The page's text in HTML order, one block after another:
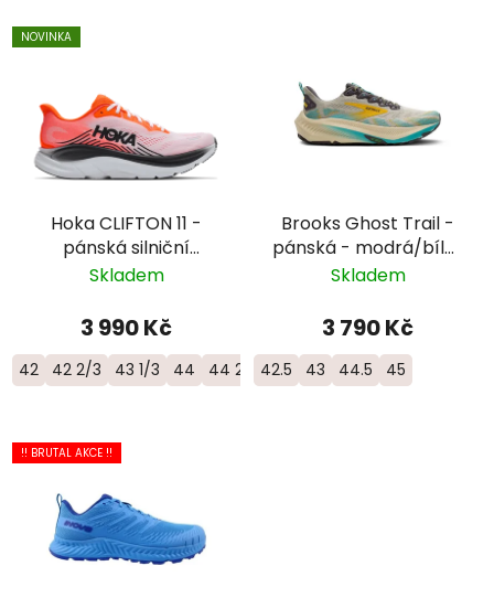
NOVINKA
Hoka CLIFTON 11 -
pánská silniční
objemová bota -
Skladem
3 990 Kč
42 42 2/3 43 1/3 44 44 2/3 45 1/3 46 46 2/3
Brooks Ghost Trail -
pánská - modrá/bílá/
žlutá
Skladem
3 790 Kč
42.5 43 44.5 45
!! BRUTAL AKCE !!